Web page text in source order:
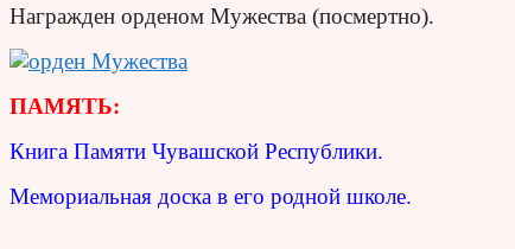
Награжден орденом Мужества (посмертно).
ПАМЯТЬ:
Книга Памяти Чувашской Республики.
Мемориальная доска в его родной школе.